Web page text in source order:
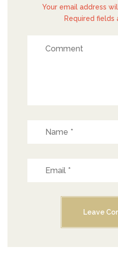
Your email address
Required fields